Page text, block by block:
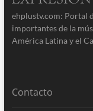
ehplustv.com: Portal
importantes de la
América Latina y el
Contacto